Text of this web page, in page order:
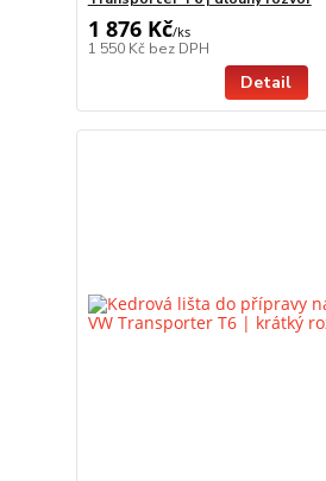
1 876 Kč/ks
1 550 Kč bez DPH
Detail